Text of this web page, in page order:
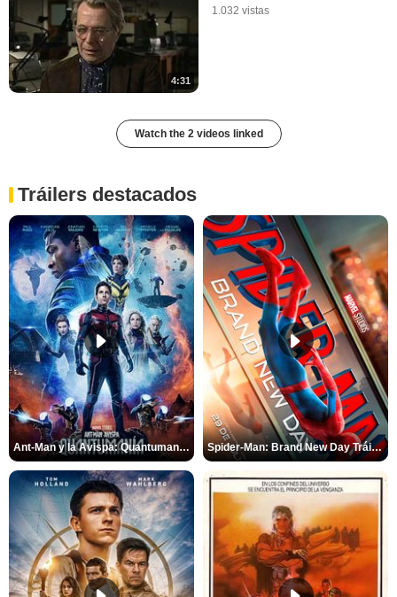
4:31
1.032 vistas
Watch the 2 videos linked
Tráilers destacados
Ant-Man y la Avispa: Quantumanía Tráiler (2) Spider-Man: Brand New Day Tráiler (3)